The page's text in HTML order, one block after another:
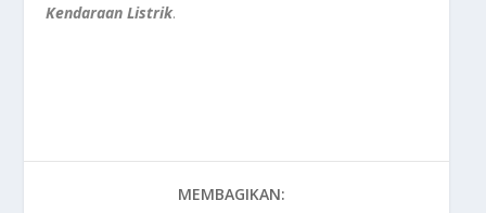
Kendaraan Listrik.
MEMBAGIKAN: